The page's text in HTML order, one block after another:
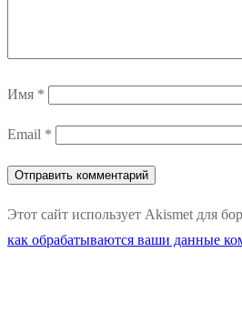
Имя *
Email *
Этот сайт использует Akismet для
как обрабатываются ваши данные